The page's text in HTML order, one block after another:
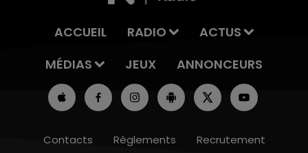
ACCUEIL RADIO
ACTUS
MÉDIAS
JEUX ANNONCEURS
Contacts Règlements
Recrutement